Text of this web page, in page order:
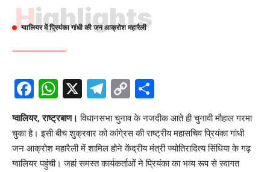
Highlights
ग्वालियर में प्रियंका गांधी की जन आक्रोश महारैली
Facebook
WhatsApp
X Telegram
Copy
Link
ग्वालियर, राष्ट्रबाण। विधानसभा चुनाव के नजदीक आते ही चुनावी मौहाल गरमा
चुका है। इसी बीच शुक्रवार को कांगे्रस की राष्ट्रीय महासचिव प्रियंका गांधी
जन आक्रोश महारैली में शामिल होने केंद्रीय मंत्री ज्योतिरादित्य सिंधिया के गढ़
ग्वालियर पहुंची। जहां समस्त कार्यकर्ताओं ने प्रियंका का भव्य रूप से स्वागत